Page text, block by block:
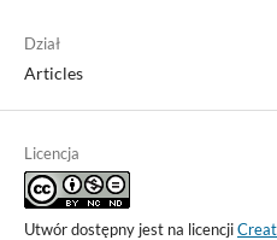
Dział
Articles
Licencja
Utwór dostępny jest na licencji